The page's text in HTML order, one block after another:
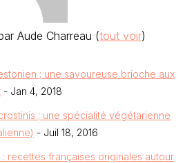
Aude Charreau (tout voir)
; une savoureuse brioche aux
- Jan 4, 2018
; une spécialité végétarienne
- Juil 18, 2016
recettes françaises originales autour